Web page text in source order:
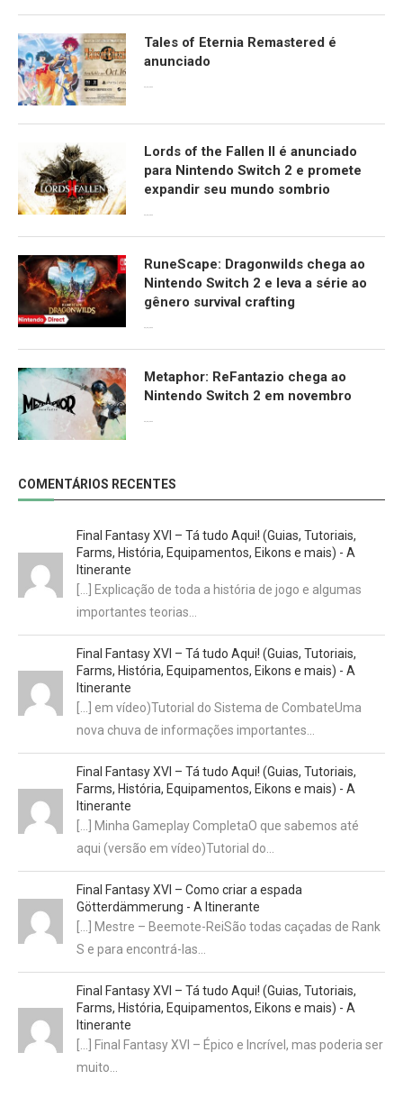
Tales of Eternia Remastered é
anunciado
Lords of the Fallen II é anunciado
para Nintendo Switch 2 e promete
expandir seu mundo sombrio
RuneScape: Dragonwilds chega ao
Nintendo Switch 2 e leva a série ao
gênero survival crafting
Metaphor: ReFantazio chega ao
Nintendo Switch 2 em novembro
COMENTÁRIOS RECENTES
Final Fantasy XVI – Tá tudo Aqui! (Guias, Tutoriais,
Farms, História, Equipamentos, Eikons e mais) - A
Itinerante
[…] Explicação de toda a história de jogo e algumas
importantes teorias…
Final Fantasy XVI – Tá tudo Aqui! (Guias, Tutoriais,
Farms, História, Equipamentos, Eikons e mais) - A
Itinerante
[…] em vídeo)Tutorial do Sistema de CombateUma
nova chuva de informações importantes…
Final Fantasy XVI – Tá tudo Aqui! (Guias, Tutoriais,
Farms, História, Equipamentos, Eikons e mais) - A
Itinerante
[…] Minha Gameplay CompletaO que sabemos até
aqui (versão em vídeo)Tutorial do…
Final Fantasy XVI – Como criar a espada
Götterdämmerung - A Itinerante
[…] Mestre – Beemote-ReiSão todas caçadas de Rank
S e para encontrá-las…
Final Fantasy XVI – Tá tudo Aqui! (Guias, Tutoriais,
Farms, História, Equipamentos, Eikons e mais) - A
Itinerante
[…] Final Fantasy XVI – Épico e Incrível, mas poderia ser
muito…